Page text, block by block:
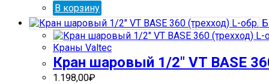
В корзину
Краны Valtec
Кран шаровый 1/2″ VT BASE
1.198,00₽